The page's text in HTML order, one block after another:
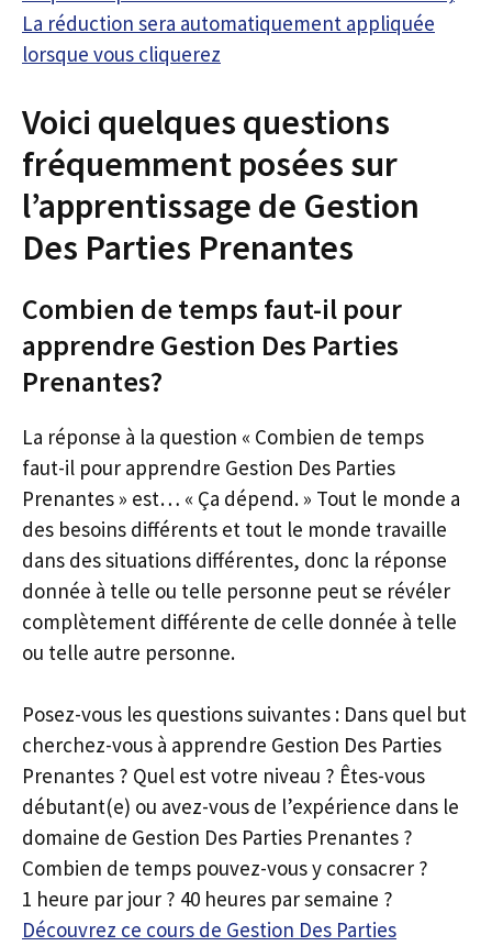
La réduction sera automatiquement appliquée
lorsque vous cliquerez
Voici quelques questions
fréquemment posées sur
l’apprentissage de Gestion
Des Parties Prenantes
Combien de temps faut-il pour
apprendre Gestion Des Parties
Prenantes?
La réponse à la question « Combien de temps
faut-il pour apprendre Gestion Des Parties
Prenantes » est… « Ça dépend. » Tout le monde a
des besoins différents et tout le monde travaille
dans des situations différentes, donc la réponse
donnée à telle ou telle personne peut se révéler
complètement différente de celle donnée à telle
ou telle autre personne.
Posez-vous les questions suivantes : Dans quel but
cherchez-vous à apprendre Gestion Des Parties
Prenantes ? Quel est votre niveau ? Êtes-vous
débutant(e) ou avez-vous de l’expérience dans le
domaine de Gestion Des Parties Prenantes ?
Combien de temps pouvez-vous y consacrer ?
1 heure par jour ? 40 heures par semaine ?
Découvrez ce cours de Gestion Des Parties